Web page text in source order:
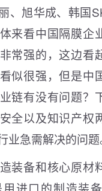
、旭华成、韩国
来看中国隔膜企
常强的，这边看
似很强，但是中
链有没有问题？
全以及知识产权
业急需解决的问题
装备和核心原材